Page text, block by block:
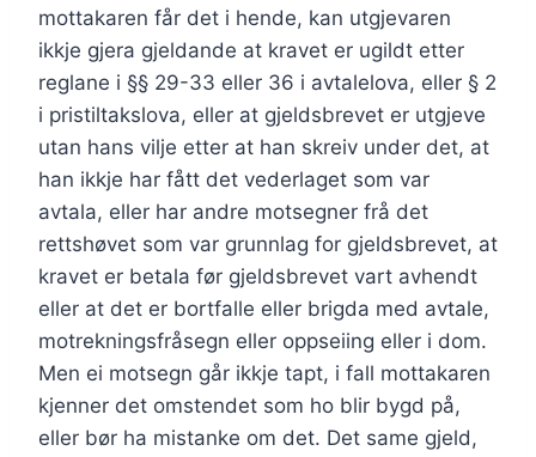
mottakaren får det i hende, kan utgjevaren
ikkje gjera gjeldande at kravet er ugildt etter
reglane i §§ 29-33 eller 36 i avtalelova, eller § 2
i pristiltakslova, eller at gjeldsbrevet er utgjeve
utan hans vilje etter at han skreiv under det, at
han ikkje har fått det vederlaget som var
avtala, eller har andre motsegner frå det
rettshøvet som var grunnlag for gjeldsbrevet, at
kravet er betala før gjeldsbrevet vart avhendt
eller at det er bortfalle eller brigda med avtale,
motrekningsfråsegn eller oppseiing eller i dom.
Men ei motsegn går ikkje tapt, i fall mottakaren
kjenner det omstendet som ho blir bygd på,
eller bør ha mistanke om det. Det same gjeld,